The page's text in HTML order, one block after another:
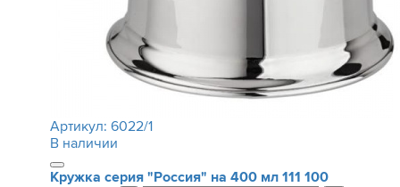
Артикул: 6022/1
В наличии
Кружка серия "Россия" на 400 мл 111 100